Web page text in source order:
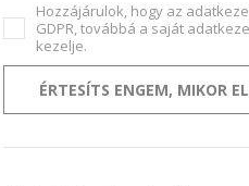
Hozzájárulok, hogy az
GDPR, továbbá a saját
kezelje.
ÉRTESÍTS ENGEM, MIKOR